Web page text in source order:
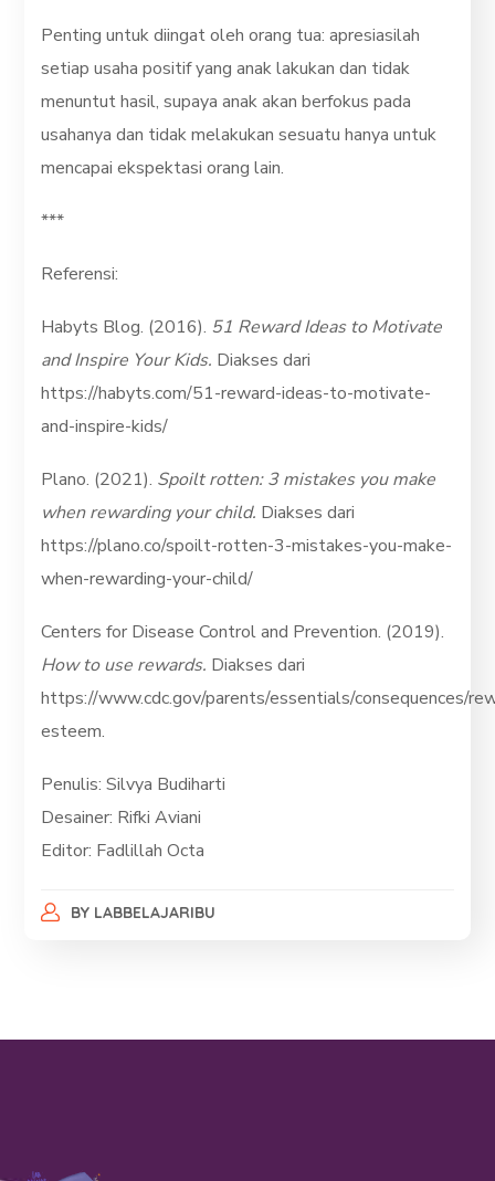
Penting untuk diingat oleh orang tua: apresiasilah
setiap usaha positif yang anak lakukan dan tidak
menuntut hasil, supaya anak akan berfokus pada
usahanya dan tidak melakukan sesuatu hanya untuk
mencapai ekspektasi orang lain.
***
Referensi:
Habyts Blog. (2016). 51 Reward Ideas to Motivate
and Inspire Your Kids. Diakses dari
https://habyts.com/51-reward-ideas-to-motivate-
and-inspire-kids/
Plano. (2021). Spoilt rotten: 3 mistakes you make
when rewarding your child. Diakses dari
https://plano.co/spoilt-rotten-3-mistakes-you-make-
when-rewarding-your-child/
Centers for Disease Control and Prevention. (2019).
How to use rewards. Diakses dari
https://www.cdc.gov/parents/essentials/consequences/
esteem.
Penulis: Silvya Budiharti
Desainer: Rifki Aviani
Editor: Fadlillah Octa
BY LABBELAJARIBU